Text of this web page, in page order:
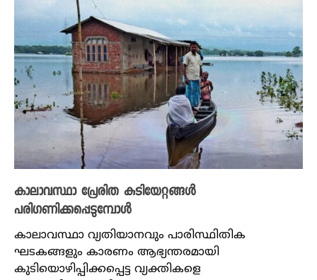
കാലാവസ്ഥാ പ്രേരിത കുടിയേറ്റങ്ങൾ
പരിഗണിക്കപ്പെടുമ്പോൾ
കാലാവസ്ഥാ വ്യതിയാനവും പാരിസ്ഥിതിക
ഘടകങ്ങളും കാരണം ആഭ്യന്തരമായി
കുടിയൊഴിപ്പിക്കപ്പെട്ട വ്യക്തികളെ